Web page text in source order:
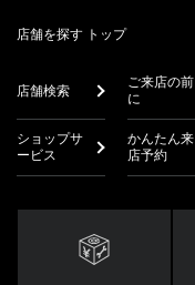
店舗を探す トップ
店舗検索
ご来店の前
に
ショップサ
ービス
かんたん来
店予約